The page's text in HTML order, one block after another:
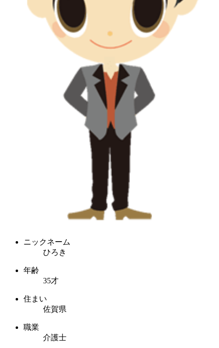
ニックネーム
ひろき
年齢
35才
住まい
佐賀県
職業
介護士